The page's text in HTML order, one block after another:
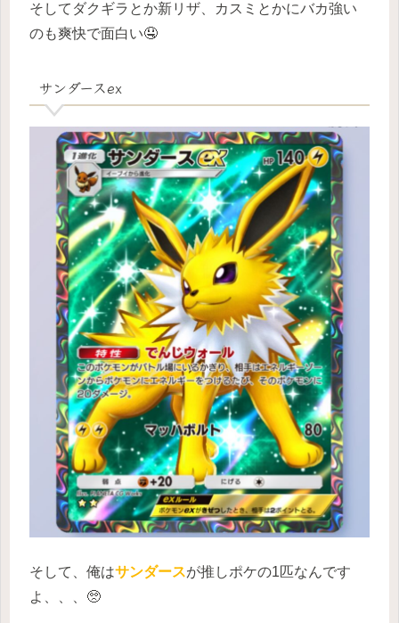
そしてダクギラとか新リザ、カスミとかにバカ強い
のも爽快で面白い🤤
サンダースex
そして、俺はサンダースが推しポケの1匹なんです
よ、、、🥺